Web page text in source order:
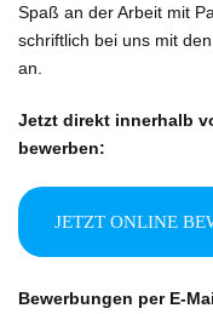
Spaß an der Arbeit mit
schriftlich bei uns mit
an.
Jetzt direkt innerhalb
bewerben:
JETZT ONLINE
Bewerbungen per E-